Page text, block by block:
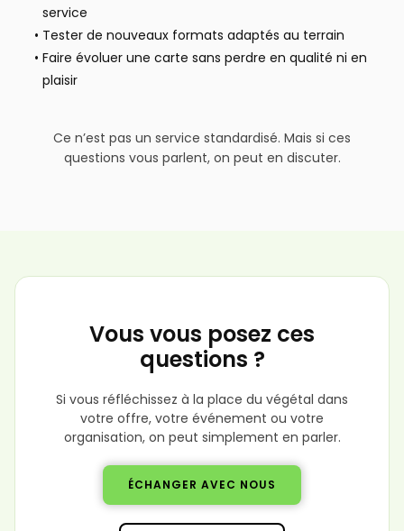
service
Tester de nouveaux formats adaptés au terrain
Faire évoluer une carte sans perdre en qualité ni en
plaisir
Ce n’est pas un service standardisé. Mais si ces
questions vous parlent, on peut en discuter.
Vous vous posez ces
questions ?
Si vous réfléchissez à la place du végétal dans
votre offre, votre événement ou votre
organisation, on peut simplement en parler.
ÉCHANGER AVEC NOUS